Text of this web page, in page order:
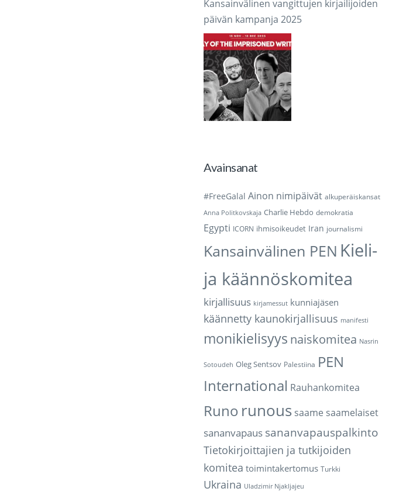
Kansainvälinen vangittujen kirjailijoiden
päivän kampanja 2025
Avainsanat
#FreeGalal Ainon nimipäivät alkuperäiskansat
Anna Politkovskaja Charlie Hebdo demokratia
Egypti ICORN ihmisoikeudet Iran journalismi
Kansainvälinen PEN Kieli-
ja käännöskomitea
kirjallisuus kirjamessut kunniajäsen
käännetty kaunokirjallisuus manifesti
monikielisyys naiskomitea Nasrin
Sotoudeh Oleg Sentsov Palestiina PEN
International Rauhankomitea
Runo runous saame saamelaiset
sananvapaus sananvapauspalkinto
Tietokirjoittajien ja tutkijoiden
komitea toimintakertomus Turkki
Ukraina Uladzimir Njakljajeu